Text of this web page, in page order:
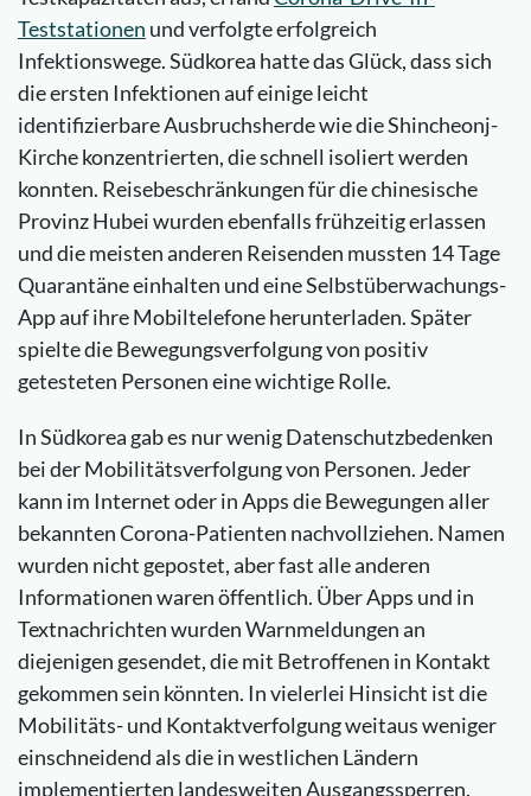
Teststationen und verfolgte erfolgreich
Infektionswege. Südkorea hatte das Glück, dass sich
die ersten Infektionen auf einige leicht
identifizierbare Ausbruchsherde wie die Shincheonj-
Kirche konzentrierten, die schnell isoliert werden
konnten. Reisebeschränkungen für die chinesische
Provinz Hubei wurden ebenfalls frühzeitig erlassen
und die meisten anderen Reisenden mussten 14 Tage
Quarantäne einhalten und eine Selbstüberwachungs-
App auf ihre Mobiltelefone herunterladen. Später
spielte die Bewegungsverfolgung von positiv
getesteten Personen eine wichtige Rolle.
In Südkorea gab es nur wenig Datenschutzbedenken
bei der Mobilitätsverfolgung von Personen. Jeder
kann im Internet oder in Apps die Bewegungen aller
bekannten Corona-Patienten nachvollziehen. Namen
wurden nicht gepostet, aber fast alle anderen
Informationen waren öffentlich. Über Apps und in
Textnachrichten wurden Warnmeldungen an
diejenigen gesendet, die mit Betroffenen in Kontakt
gekommen sein könnten. In vielerlei Hinsicht ist die
Mobilitäts- und Kontaktverfolgung weitaus weniger
einschneidend als die in westlichen Ländern
implementierten landesweiten Ausgangssperren.